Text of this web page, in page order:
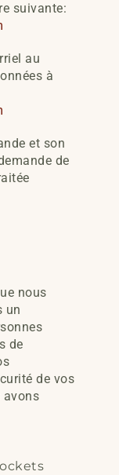
suivante:
au
à
et son
de
nous
un
de
de vos
avons